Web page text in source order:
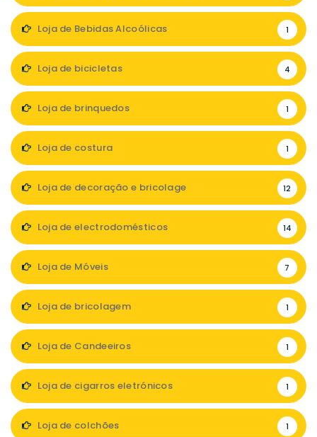
Loja de Bebidas Alcoólicas 1
Loja de bicicletas 4
Loja de brinquedos 1
Loja de costura 1
Loja de decoração e bricolage 12
Loja de electrodomésticos 14
Loja de Móveis 7
Loja de bricolagem 1
Loja de Candeeiros 1
Loja de cigarros eletrónicos 1
Loja de colchões 1